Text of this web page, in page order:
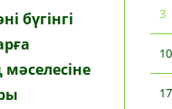
бүгінгі
3
10
17